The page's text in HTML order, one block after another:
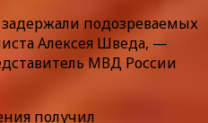
подозреваемых
Алексея Шведа, —
МВД России
получил